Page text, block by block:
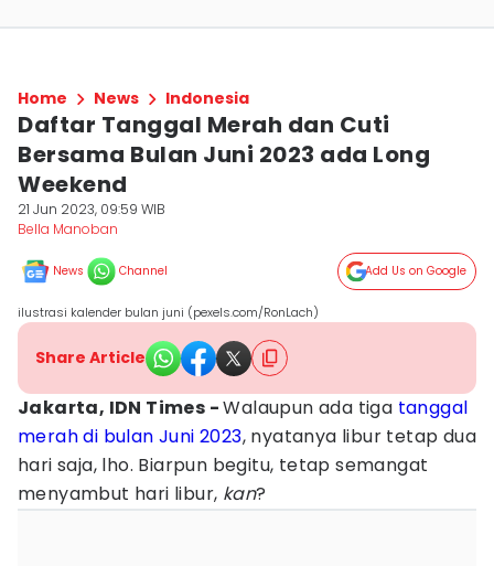
Home News Indonesia
Daftar Tanggal Merah dan Cuti
Bersama Bulan Juni 2023 ada Long
Weekend
21 Jun 2023, 09:59 WIB
Bella Manoban
News Channel Add Us on Google
ilustrasi kalender bulan juni (pexels.com/RonLach)
Share Article
Jakarta, IDN Times -Walaupun ada tiga tanggal
merah di bulan Juni 2023, nyatanya libur tetap dua
hari saja, lho. Biarpun begitu, tetap semangat
menyambut hari libur, kan?